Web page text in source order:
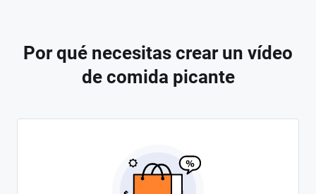
Por qué necesitas crear un vídeo
de comida picante